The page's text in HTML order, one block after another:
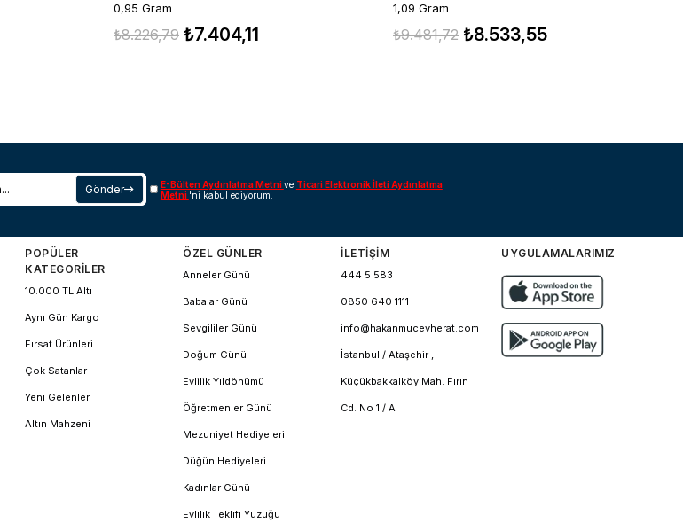
0,95 Gram
₺7.404,11
₺8.226,79
1,09 Gram
₺8.533,55
₺9.481,72
Gönder E-Bülten Aydınlatma Metnive Ticari Elektronik İleti Aydınlatma
Metni 'ni kabul ediyorum.
POPÜLER
KATEGORİLER
10.000 TL Altı
Aynı Gün Kargo
Fırsat Ürünleri
Çok Satanlar
Yeni Gelenler
Altın Mahzeni
ÖZEL GÜNLER
Anneler Günü
Babalar Günü
Sevgililer Günü
Doğum Günü
Evlilik Yıldönümü
Öğretmenler Günü
Mezuniyet Hediyeleri
Düğün Hediyeleri
Kadınlar Günü
Evlilik Teklifi Yüzüğü
İLETİŞİM
444 5 583
0850 640 1111
info@hakanmucevherat.com
İstanbul / Ataşehir ,
Küçükbakkalköy Mah. Fırın
Cd. No 1 / A
UYGULAMALARIMIZ